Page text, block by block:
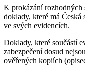
K prokázání rozhodných
doklady, které má Česká
ve svých evidencích.
Doklady, které součástí
zabezpečení dosud
ověřených kopiích